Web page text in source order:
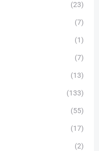
(23)
(7)
(1)
(7)
(13)
(133)
(55)
(17)
(2)